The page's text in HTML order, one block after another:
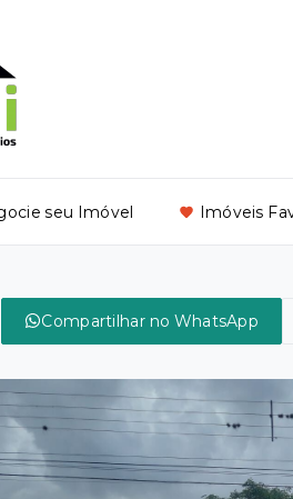
seu Imóvel Imóveis
Compartilhar no WhatsApp